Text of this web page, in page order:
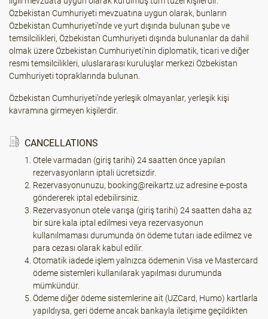
Özbekistan Cumhuriyeti mevzuatına uygun olarak, bunların
Özbekistan Cumhuriyeti'nde ve yurt dışında bulunan şube ve
temsilcilikleri, Özbekistan Cumhuriyeti dışında bulunanlar da dahil
olmak üzere Özbekistan Cumhuriyeti'nin diplomatik, ticari ve diğer
resmi temsilcilikleri, uluslararası kuruluşlar merkezi Özbekistan
Cumhuriyeti topraklarında bulunan.
Özbekistan Cumhuriyeti'nde yerleşik olmayanlar, yerleşik kişi
kavramına girmeyen kişilerdir.
CANCELLATIONS
Otele varmadan (giriş tarihi) 24 saatten önce yapılan
rezervasyonların iptali ücretsizdir.
Rezervasyonunuzu, booking@reikartz.uz adresine e-posta
göndererek iptal edebilirsiniz.
Rezervasyonun otele varışa (giriş tarihi) 24 saatten daha az
bir süre kala iptal edilmesi veya rezervasyonun
kullanılmaması durumunda ön ödeme tutarı iade edilmez ve
para cezası olarak kabul edilir.
Otomatik iadede işlem yalnızca ödemenin Visa ve Mastercard
ödeme sistemleri kullanılarak yapılması durumunda
mümkündür.
Ödeme diğer ödeme sistemlerine ait (UZCard, Humo) kartlarla
yapıldıysa, geri ödeme ancak bankayla iletişime geçildikten